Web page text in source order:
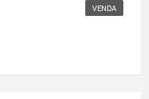
VENDA